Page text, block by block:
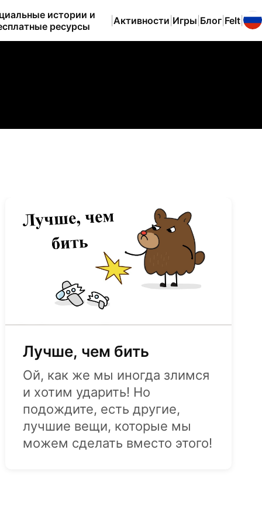
истории и
ресурсы
Активности Игры Блог Felt
Лучше, чем бить
Ой, как же мы иногда злимся
и хотим ударить! Но
подождите, есть другие,
лучшие вещи, которые мы
можем сделать вместо этого!